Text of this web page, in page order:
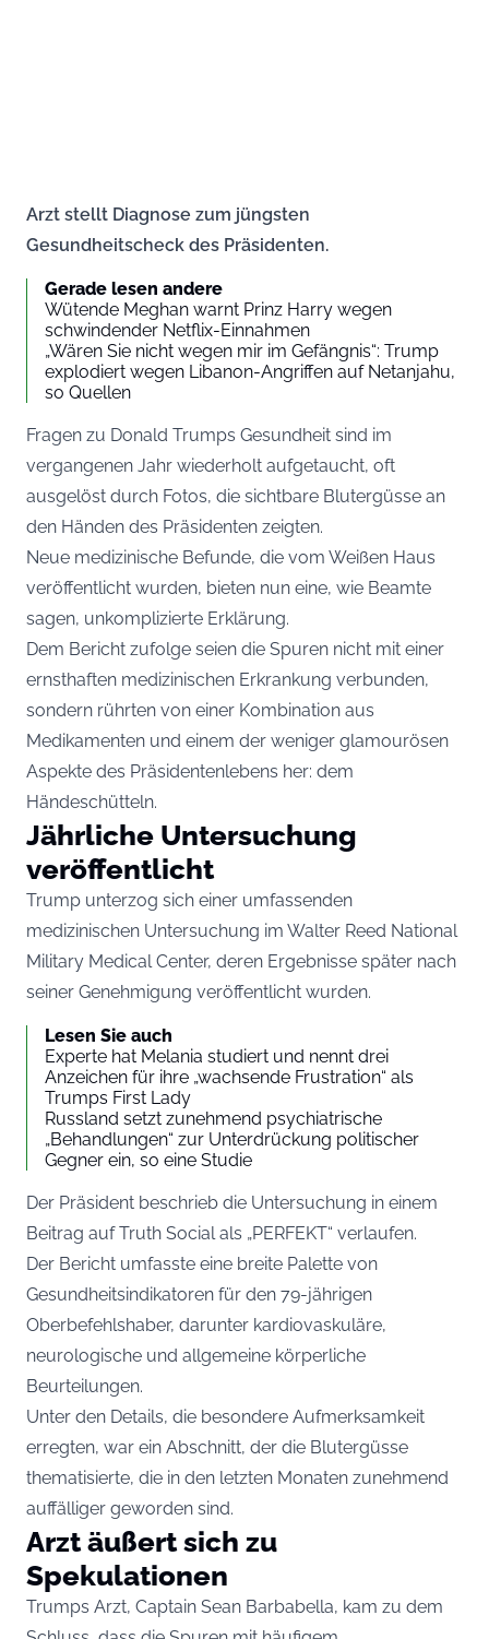
Arzt stellt Diagnose zum jüngsten
Gesundheitscheck des Präsidenten.
Gerade lesen andere
Wütende Meghan warnt Prinz Harry wegen
schwindender Netflix-Einnahmen
„Wären Sie nicht wegen mir im Gefängnis“: Trump
explodiert wegen Libanon-Angriffen auf Netanjahu,
so Quellen
Fragen zu Donald Trumps Gesundheit sind im
vergangenen Jahr wiederholt aufgetaucht, oft
ausgelöst durch Fotos, die sichtbare Blutergüsse an
den Händen des Präsidenten zeigten.
Neue medizinische Befunde, die vom Weißen Haus
veröffentlicht wurden, bieten nun eine, wie Beamte
sagen, unkomplizierte Erklärung.
Dem Bericht zufolge seien die Spuren nicht mit einer
ernsthaften medizinischen Erkrankung verbunden,
sondern rührten von einer Kombination aus
Medikamenten und einem der weniger glamourösen
Aspekte des Präsidentenlebens her: dem
Händeschütteln.
Jährliche Untersuchung
veröffentlicht
Trump unterzog sich einer umfassenden
medizinischen Untersuchung im Walter Reed National
Military Medical Center, deren Ergebnisse später nach
seiner Genehmigung veröffentlicht wurden.
Lesen Sie auch
Experte hat Melania studiert und nennt drei
Anzeichen für ihre „wachsende Frustration“ als
Trumps First Lady
Russland setzt zunehmend psychiatrische
„Behandlungen“ zur Unterdrückung politischer
Gegner ein, so eine Studie
Der Präsident beschrieb die Untersuchung in einem
Beitrag auf Truth Social als „PERFEKT“ verlaufen.
Der Bericht umfasste eine breite Palette von
Gesundheitsindikatoren für den 79-jährigen
Oberbefehlshaber, darunter kardiovaskuläre,
neurologische und allgemeine körperliche
Beurteilungen.
Unter den Details, die besondere Aufmerksamkeit
erregten, war ein Abschnitt, der die Blutergüsse
thematisierte, die in den letzten Monaten zunehmend
auffälliger geworden sind.
Arzt äußert sich zu
Spekulationen
Trumps Arzt, Captain Sean Barbabella, kam zu dem